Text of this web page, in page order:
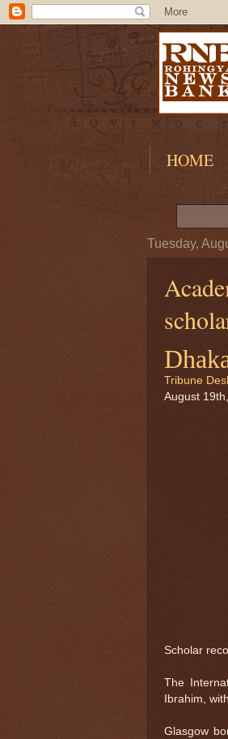
HOME
Tuesday,
Tribune
August
Scholar
The
Ibrahim,
Glasgow